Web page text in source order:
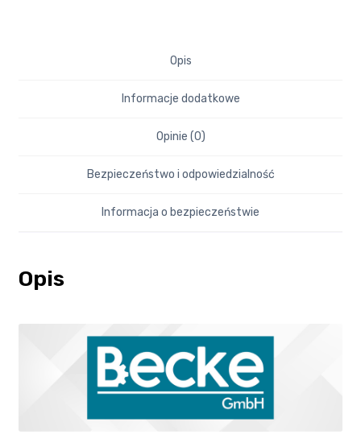
Opis
Informacje dodatkowe
Opinie (0)
Bezpieczeństwo i odpowiedzialność
Informacja o bezpieczeństwie
Opis